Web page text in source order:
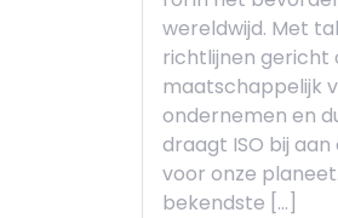
wereldwijd. Met
richtlijnen gericht
maatschappelijk
ondernemen en
draagt ISO bij
voor onze
bekendste […]